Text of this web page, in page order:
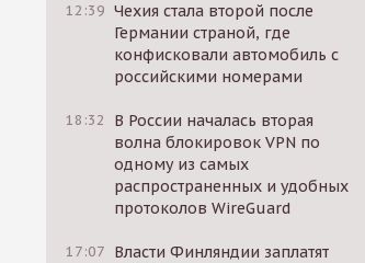
12:39 Чехия стала второй после
Германии страной, где
конфисковали автомобиль с
российскими номерами
18:32
В России началась вторая
волна блокировок VPN по
одному из самых
распространенных и удобных
протоколов WireGuard
17:07 Власти Финляндии заплатят